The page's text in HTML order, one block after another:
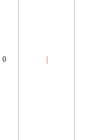
0 |